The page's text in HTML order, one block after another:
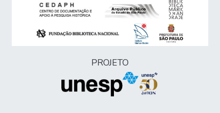
PROJETO